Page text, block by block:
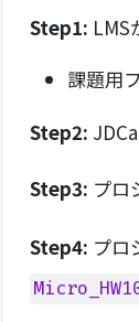
Step1: LMS
課題用
Step2:
Step3: プロ
Step4: プロ